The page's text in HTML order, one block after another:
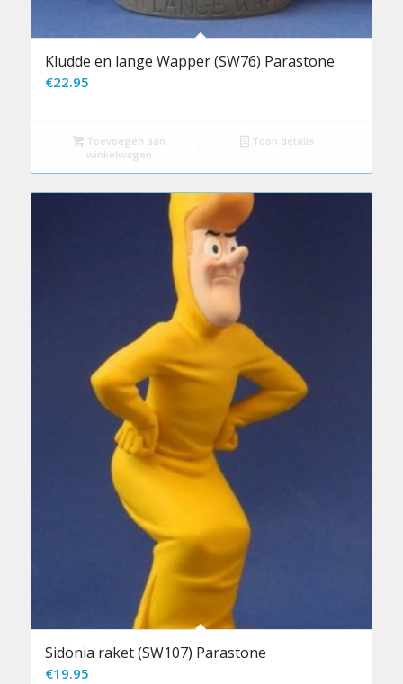
Kludde en lange Wapper (SW76) Parastone
€22.95
Toevoegen aan
winkelwagen
Toon details
Sidonia raket (SW107) Parastone
€19.95